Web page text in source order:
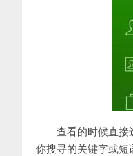
查看的时候直接
你搜寻的关键字或短